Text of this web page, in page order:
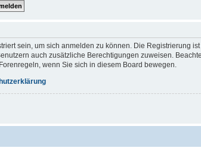
sein, um sich anmelden zu können. Die Registrierung
auch zusätzliche Berechtigungen zuweisen.
wenn Sie sich in diesem Board bewegen.